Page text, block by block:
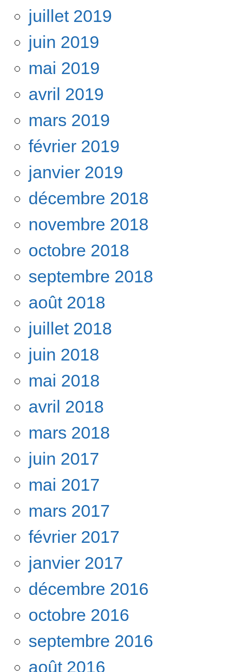
juillet 2019
juin 2019
mai 2019
avril 2019
mars 2019
février 2019
janvier 2019
décembre 2018
novembre 2018
octobre 2018
septembre 2018
août 2018
juillet 2018
juin 2018
mai 2018
avril 2018
mars 2018
juin 2017
mai 2017
mars 2017
février 2017
janvier 2017
décembre 2016
octobre 2016
septembre 2016
août 2016